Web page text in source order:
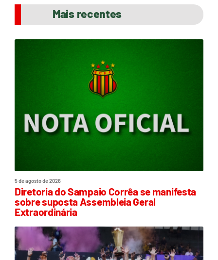
Mais recentes
5 de agosto de 2026
Diretoria do Sampaio Corrêa se manifesta
sobre suposta Assembleia Geral
Extraordinária